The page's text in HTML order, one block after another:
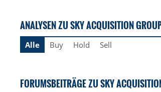
ANALYSEN ZU SKY ACQUISITION
Alle Buy Hold Sell
FORUMSBEITRÄGE ZU SKY